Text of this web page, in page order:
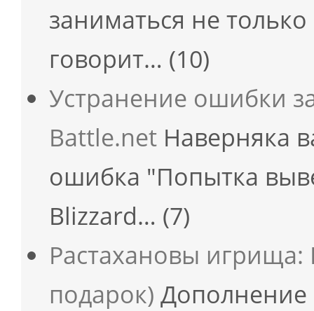
заниматься не
говорит… (10)
Устранение ошибки
Battle.net Наверняка
ошибка "Попытка
Blizzard… (7)
Растахановы игрища:
подарок) Дополнение